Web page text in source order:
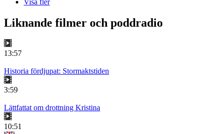
Liknande filmer och poddradio
13:57
Historia fördjupat: Stormaktstiden
3:59
Lättfattat om drottning Kristina
10:51